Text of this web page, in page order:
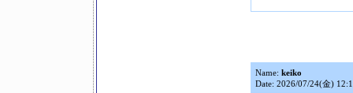
Name: keiko
Date: 2026/07/24(金)